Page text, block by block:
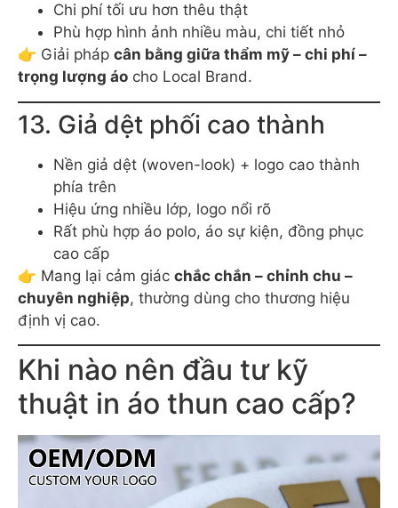
Chi phí tối ưu hơn thêu thật
Phù hợp hình ảnh nhiều màu, chi tiết nhỏ
👉 Giải pháp cân bằng giữa thẩm mỹ – chi phí –
trọng lượng áocho Local Brand.
13. Giả dệt phối cao thành